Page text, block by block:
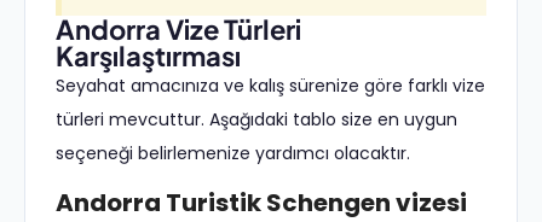
Andorra Vize Türleri
Karşılaştırması
Seyahat amacınıza ve kalış sürenize göre farklı vize
türleri mevcuttur. Aşağıdaki tablo size en uygun
seçeneği belirlemenize yardımcı olacaktır.
Andorra Turistik Schengen vizesi